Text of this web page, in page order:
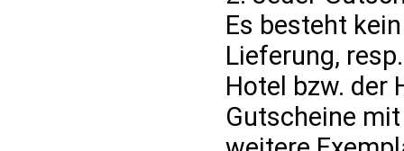
Es besteht
Lieferung,
Hotel bzw. der
Gutscheine